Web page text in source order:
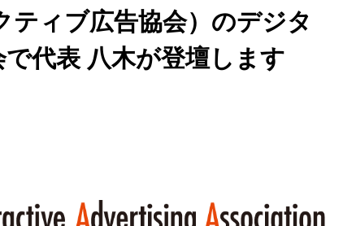
ィブ広告協会）のデジタ
代表 八木が登壇します